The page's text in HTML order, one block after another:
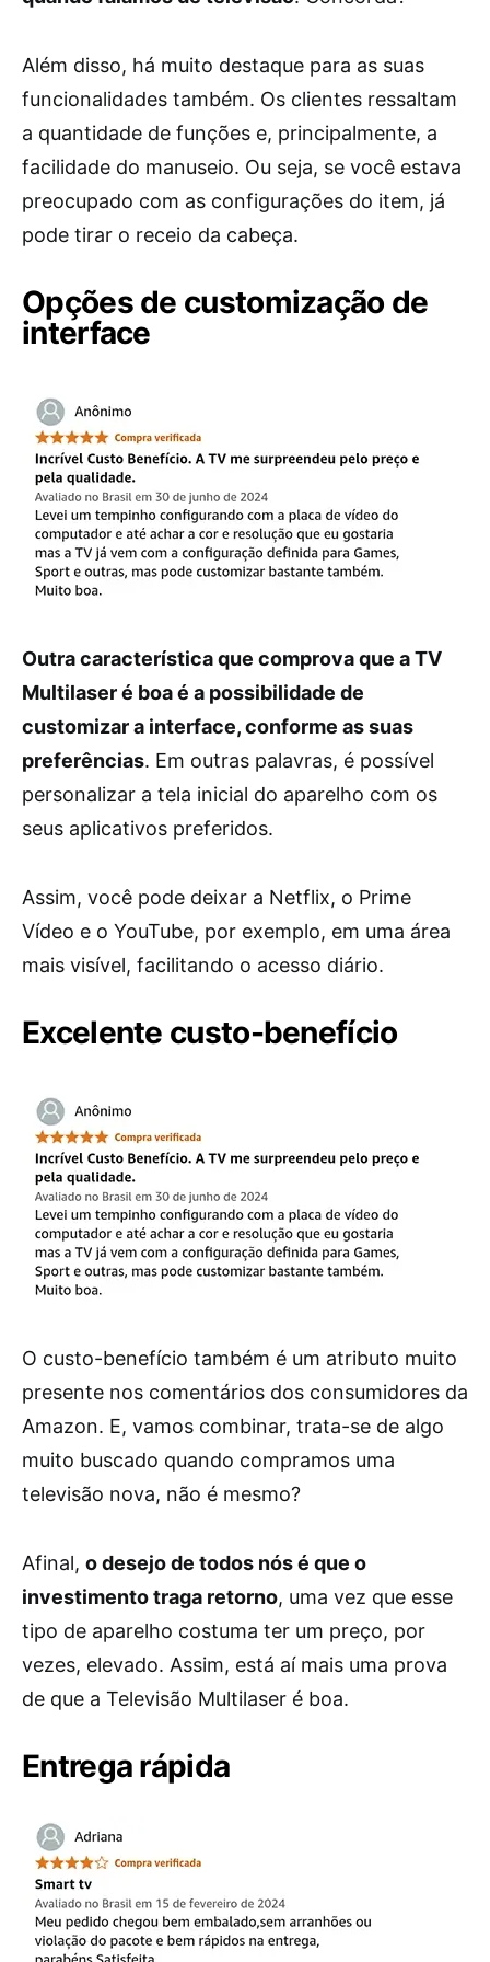
Além disso, há muito destaque para as suas
funcionalidades também. Os clientes ressaltam
a quantidade de funções e, principalmente, a
facilidade do manuseio. Ou seja, se você estava
preocupado com as configurações do item, já
pode tirar o receio da cabeça.
Opções de customização de
interface
Outra característica que comprova que a TV
Multilaser é boa é a possibilidade de
customizar a interface, conforme as suas
preferências. Em outras palavras, é possível
personalizar a tela inicial do aparelho com os
seus aplicativos preferidos.
Assim, você pode deixar a Netflix, o Prime
Vídeo e o YouTube, por exemplo, em uma área
mais visível, facilitando o acesso diário.
Excelente custo-benefício
O custo-benefício também é um atributo muito
presente nos comentários dos consumidores da
Amazon. E, vamos combinar, trata-se de algo
muito buscado quando compramos uma
televisão nova, não é mesmo?
Afinal, o desejo de todos nós é que o
investimento traga retorno, uma vez que esse
tipo de aparelho costuma ter um preço, por
vezes, elevado. Assim, está aí mais uma prova
de que a Televisão Multilaser é boa.
Entrega rápida